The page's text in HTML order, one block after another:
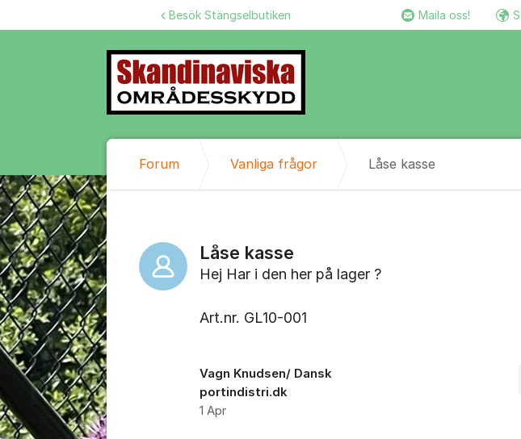
Besök Stängselbutiken Maila oss!
Forum Vanliga frågor Låse kasse
Låse kasse
Hej Har i den her på lager ?
Art.nr. GL10-001
Vagn Knudsen/ Dansk
portindistri.dk
1 Apr